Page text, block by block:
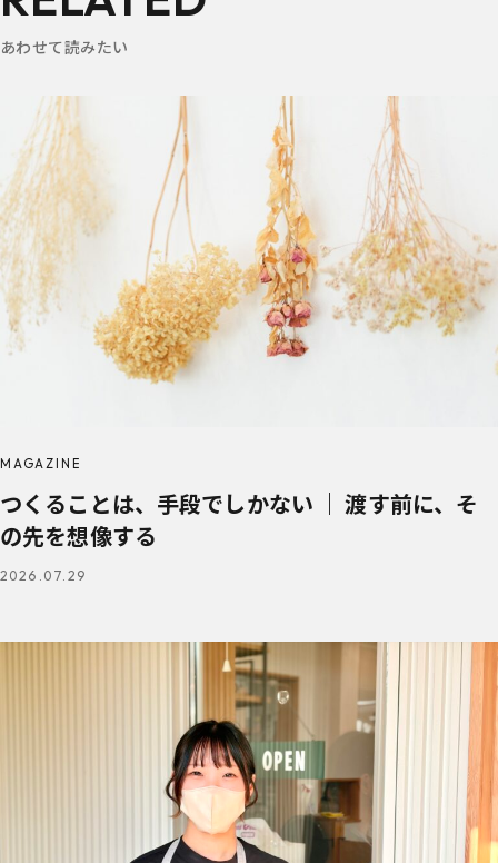
あわせて読みたい
MAGAZINE
つくることは、手段でしかない ｜ 渡す前に、そ
の先を想像する
2026.07.29